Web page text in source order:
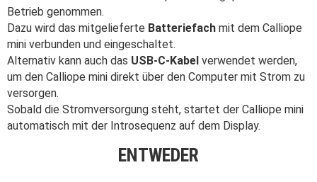
Schulen
Hilfe
DE EN ES
Betrieb genommen.
Dazu wird das mitgelieferte Batteriefach mit dem Calliope
mini verbunden und eingeschaltet.
Alternativ kann auch das USB-C-Kabel verwendet werden,
um den Calliope mini direkt über den Computer mit Strom zu
versorgen.
Sobald die Stromversorgung steht, startet der Calliope mini
automatisch mit der Introsequenz auf dem Display.
ENTWEDER